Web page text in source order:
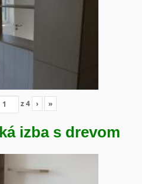
z4 › »
izba s drevom